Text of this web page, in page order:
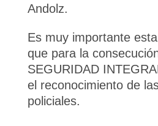
Andolz.
Es muy importante
que para la
SEGURIDAD
el reconocimiento de
policiales.